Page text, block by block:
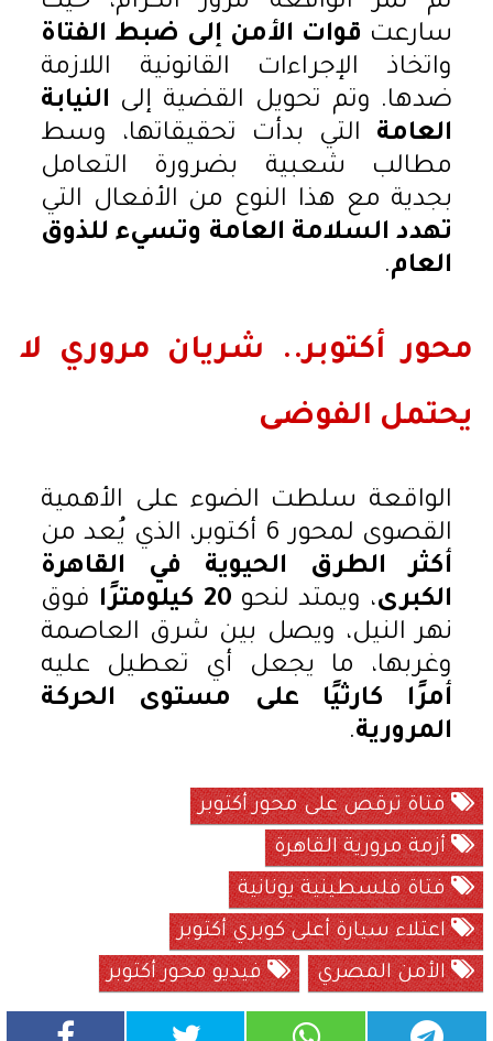
سارعت قوات الأمن إلى ضبط الفتاة
واتخاذ الإجراءات القانونية اللازمة
ضدها. وتم تحويل القضية إلى النيابة
العامة التي بدأت تحقيقاتها، وسط
مطالب شعبية بضرورة التعامل
بجدية مع هذا النوع من الأفعال التي
تهدد السلامة العامة وتسيء للذوق
العام.
محور أكتوبر.. شريان مروري لا
يحتمل الفوضى
الواقعة سلطت الضوء على الأهمية
القصوى لمحور 6 أكتوبر، الذي يُعد من
أكثر الطرق الحيوية في القاهرة
الكبرى، ويمتد لنحو 20 كيلومترًا
فوق
نهر النيل، ويصل بين شرق العاصمة
وغربها، ما يجعل أي تعطيل عليه
أمرًا كارثيًا على مستوى الحركة
المرورية.
فتاة ترقص على محور أكتوبر
أزمة مرورية القاهرة
فتاة فلسطينية يونانية
اعتلاء سيارة أعلى كوبري أكتوبر
الأمن المصري
فيديو محور أكتوبر